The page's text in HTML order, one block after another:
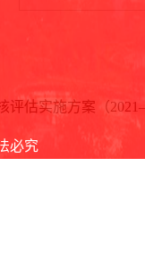
估实施方案（
必究